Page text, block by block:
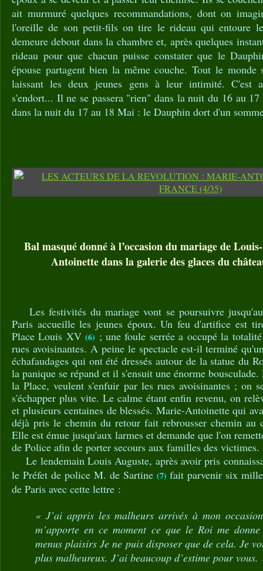
ait murmuré quelques recommandations, dont on
l'oreille de son petit-fils on tire le rideau qui entoure
demeure debout dans la chambre et, après quelques
rideau pour que chacun puisse constater que le
épouse partagent bien la même couche. Tout le
laissant les deux jeunes gens à leur intimité. C'est
s'endort... Il ne se passera "rien" dans la nuit du 16 au
dans la nuit du 17 au 18 Mai : le Dauphin dort d'un
Bal masqué donné à l’occasion du mariage de
Antoinette dans la galerie des glaces du
Les festivités du mariage vont se poursuivre
Paris accueille les jeunes époux. Un feu d'artifice est
Place Louis XV(6) ; une foule serrée a occupé la
rues avoisinantes. A peine le spectacle est-il terminé
échafaudages qui ont été dressés autour de la statue du
la panique se répand et il s'ensuit une énorme bousculade.
la Place, veulent s'enfuir par les rues avoisinantes ; on
s'échapper plus vite. Le calme étant enfin revenu, on
et plusieurs centaines de blessés. Marie-Antoinette qui
déjà pris le chemin du retour fait rebrousser chemin au
Elle est émue jusqu'aux larmes et demande que l'on
de Police afin de porter secours aux familles des victimes.
Le lendemain Louis Auguste, après avoir pris
le Préfet de police M. de Sartine (7) fait parvenir six
de Paris avec cette lettre :
« J’ai appris les malheurs arrivés à mon
m’apporte en ce moment ce que le Roi me
menus plaisirs Je ne puis disposer que de cela. Je
plus malheureux. J’ai beaucoup d’estime pour